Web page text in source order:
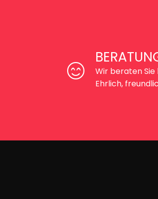
Wir beraten
Ehrlich,